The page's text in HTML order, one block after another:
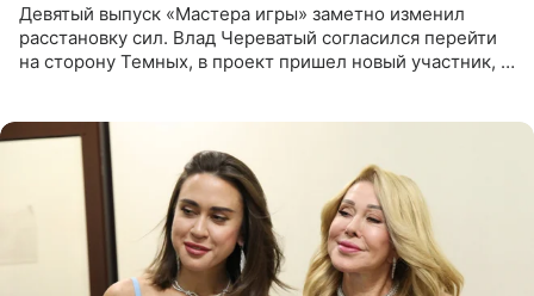
Девятый выпуск «Мастера игры» заметно изменил
расстановку сил. Влад Череватый согласился перейти
на сторону Темных, в проект пришел новый участник, а